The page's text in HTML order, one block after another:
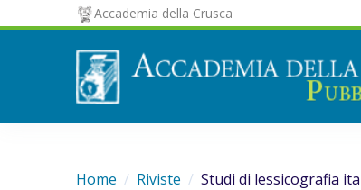
Accademia della Crusca
Home Riviste Studi di lessicografia